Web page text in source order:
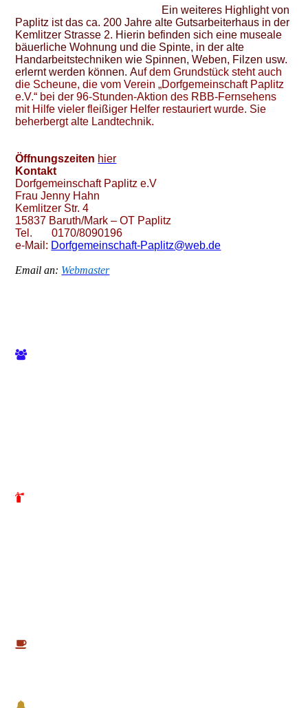
Ein weiteres Highlight von
Paplitz ist das ca. 200 Jahre alte Gutsarbeiterhaus in der
Kemlitzer Strasse 2. Hierin befinden sich eine museale
bäuerliche Wohnung und die Spinte, in der alte
Handarbeitstechniken wie Spinnen, Weben, Filzen usw.
erlernt werden können. Auf dem Grundstück steht auch
die Scheune, die vom Verein „Dorfgemeinschaft Paplitz
e.V.“ bei der 96-Stunden-Aktion des RBB-Fernsehens
mit Hilfe vieler fleißiger Helfer restauriert wurde. Sie
beherbergt alte Landtechnik.
Öffnungszeiten hier
Kontakt
Dorfgemeinschaft Paplitz e.V
Frau Jenny Hahn
Kemlitzer Str. 4
15837 Baruth/Mark – OT Paplitz
Tel. 0170/8090196
e-Mail: Dorfgemeinschaft-Paplitz@web.de
Email an: Webmaster